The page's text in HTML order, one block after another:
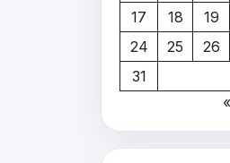
17
18 19
24
25 26
31